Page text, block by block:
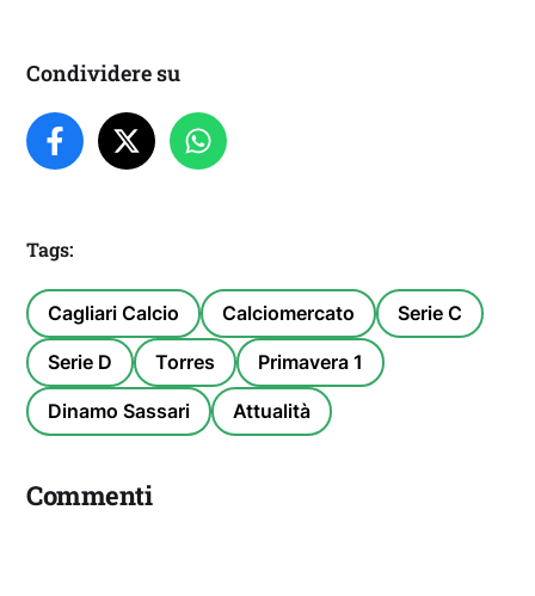
Condividere su
Tags:
Cagliari Calcio Calciomercato Serie C
Serie D Torres Primavera 1
Dinamo Sassari Attualità
Commenti